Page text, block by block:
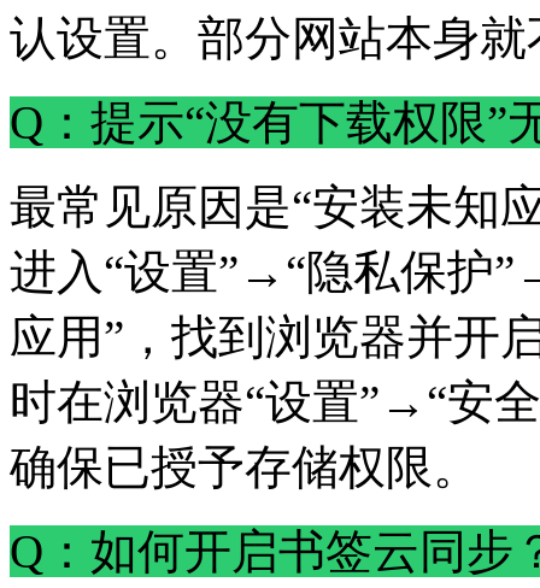
认设置。部分网站本身
Q：提示“没有下载权限”
最常见原因是“安装未知
进入“设置”→“隐私保护
应用”，找到浏览器并开
时在浏览器“设置”→“安
确保已授予存储权限。
Q：如何开启书签云同步